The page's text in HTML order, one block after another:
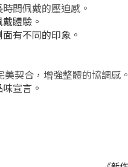
間佩戴的壓迫感。
體驗。
有不同的印象。
契合，增強整體的協調感。
宣言。